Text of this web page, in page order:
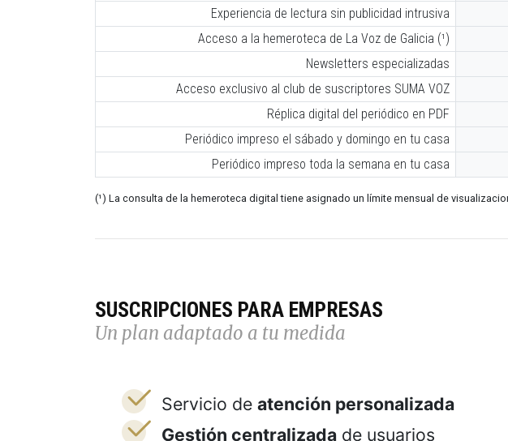
Experiencia de lectura sin publicidad intrusiva
Acceso a la hemeroteca de La Voz de Galicia (¹)
Newsletters especializadas
Acceso exclusivo al club de suscriptores SUMA VOZ
Réplica digital del periódico en PDF
Periódico impreso el sábado y domingo en tu casa
Periódico impreso toda la semana en tu casa
(¹) La consulta de la hemeroteca digital tiene asignado un límite mensual de
SUSCRIPCIONES PARA EMPRESAS
Un plan adaptado a tu medida
Servicio de atención personalizada
Gestión centralizada de usuarios